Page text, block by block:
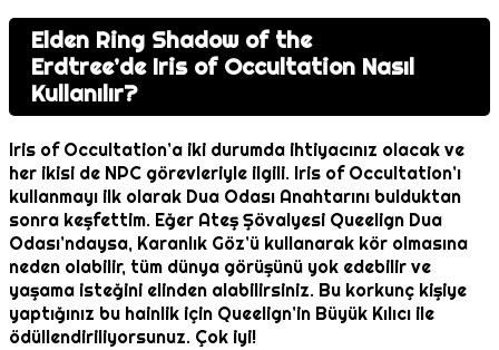
Elden Ring Shadow of the
Erdtree’de Iris of Occultation Nasıl
Kullanılır?
Iris of Occultation’a iki durumda ihtiyacınız olacak ve
her ikisi de NPC görevleriyle ilgili. Iris of Occultation’ı
kullanmayı ilk olarak Dua Odası Anahtarını bulduktan
sonra keşfettim. Eğer Ateş Şövalyesi Queelign Dua
Odası’ndaysa, Karanlık Göz’ü kullanarak kör olmasına
neden olabilir, tüm dünya görüşünü yok edebilir ve
yaşama isteğini elinden alabilirsiniz. Bu korkunç kişiye
yaptığınız bu hainlik için Queelign’in Büyük Kılıcı ile
ödüllendiriliyorsunuz. Çok iyi!